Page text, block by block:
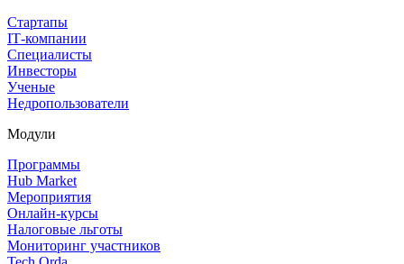
Стартапы
IT‑компании
Специалисты
Инвесторы
Ученые
Недропользователи
Модули
Программы
Hub Market
Мероприятия
Онлайн‑курсы
Налоговые льготы
Мониторинг участников